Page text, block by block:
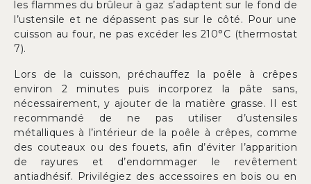
les flammes du brûleur à gaz s’adaptent sur le fond de
l’ustensile et ne dépassent pas sur le côté. Pour une
cuisson au four, ne pas excéder les 210°C (thermostat
7).
Lors de la cuisson, préchauffez la poêle à crêpes
environ 2 minutes puis incorporez la pâte sans,
nécessairement, y ajouter de la matière grasse. Il est
recommandé de ne pas utiliser d’ustensiles
métalliques à l’intérieur de la poêle à crêpes, comme
des couteaux ou des fouets, afin d’éviter l’apparition
de rayures et d’endommager le revêtement
antiadhésif. Privilégiez des accessoires en bois ou en